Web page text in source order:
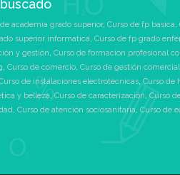
academia grado superior, Curso de fp basica,
superior informatica, Curso de fp grado
y gestión, Curso de formacion profesional
, Curso de comercio, Curso de gestión
de instalaciones electrotécnicas,Curso de
y belleza, Curso de caracterización,Curso
, Curso de atención sociosanitaria, Curso de